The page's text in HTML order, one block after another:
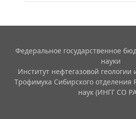
Федеральное государственное
науки
Институт нефтегазовой
Трофимука Сибирского отделения
наук (ИНГГ СО